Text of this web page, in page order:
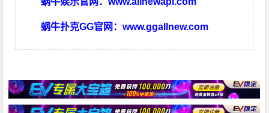
蜗牛扑克GG官网：www.ggallnew.com